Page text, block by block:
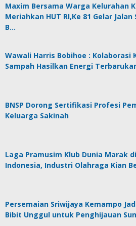
Maxim Bersama Warga Kelurahan
Meriahkan HUT RI,Ke 81 Gelar Jalan
B…
Wawali Harris Bobihoe : Kolaborasi
Sampah Hasilkan Energi
BNSP Dorong Sertifikasi Profesi
Keluarga Sakinah
Laga Pramusim Klub Dunia Marak di
Indonesia, Industri Olahraga Kian
Persemaian Sriwijaya Kemampo
Bibit Unggul untuk Penghijauan